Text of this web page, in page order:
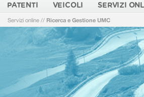
PATENTI VEICOLI SERVIZI
Servizi online // Ricerca e Gestione UMC